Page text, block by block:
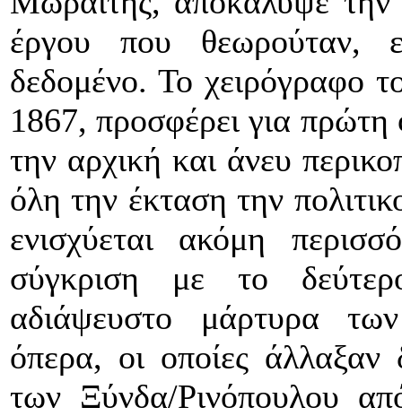
έργου που θεωρούταν,
δεδομένο. Το χειρόγραφο
1867, προσφέρει για
την αρχική και άνευ
όλη την έκταση την
ενισχύεται ακόμη
σύγκριση με το
αδιάψευστο μάρτυρα
όπερα, οι οποίες άλλαξαν
των Ξύνδα/Ρινόπουλου